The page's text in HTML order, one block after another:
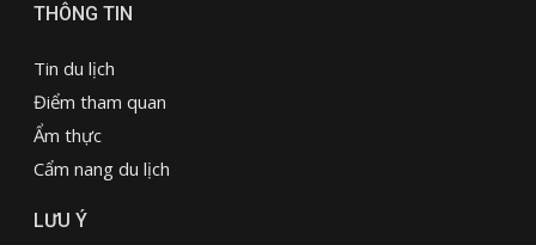
THÔNG TIN
Tin du lịch
Điểm tham quan
Ẩm thực
Cẩm nang du lịch
LƯU Ý